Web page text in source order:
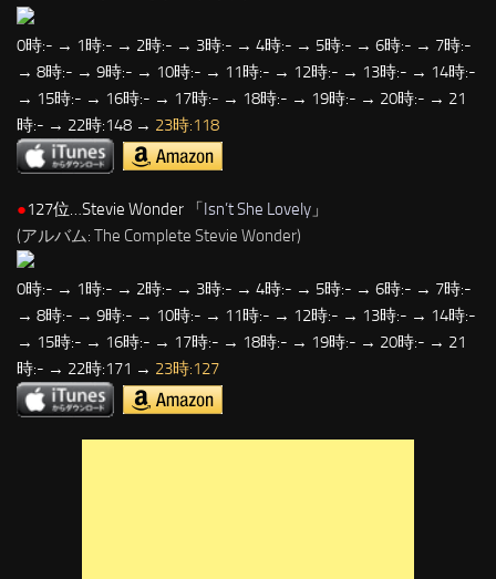
0時:- → 1時:- → 2時:- → 3時:- → 4時:- → 5時:- → 6時:- → 7時:-
→ 8時:- → 9時:- → 10時:- → 11時:- → 12時:- → 13時:- → 14時:-
→ 15時:- → 16時:- → 17時:- → 18時:- → 19時:- → 20時:- → 21
時:- → 22時:148 → 23時:118
●127位…Stevie Wonder 「Isn’t She Lovely 」
(アルバム: The Complete Stevie Wonder)
0時:- → 1時:- → 2時:- → 3時:- → 4時:- → 5時:- → 6時:- → 7時:-
→ 8時:- → 9時:- → 10時:- → 11時:- → 12時:- → 13時:- → 14時:-
→ 15時:- → 16時:- → 17時:- → 18時:- → 19時:- → 20時:- → 21
時:- → 22時:171 → 23時:127